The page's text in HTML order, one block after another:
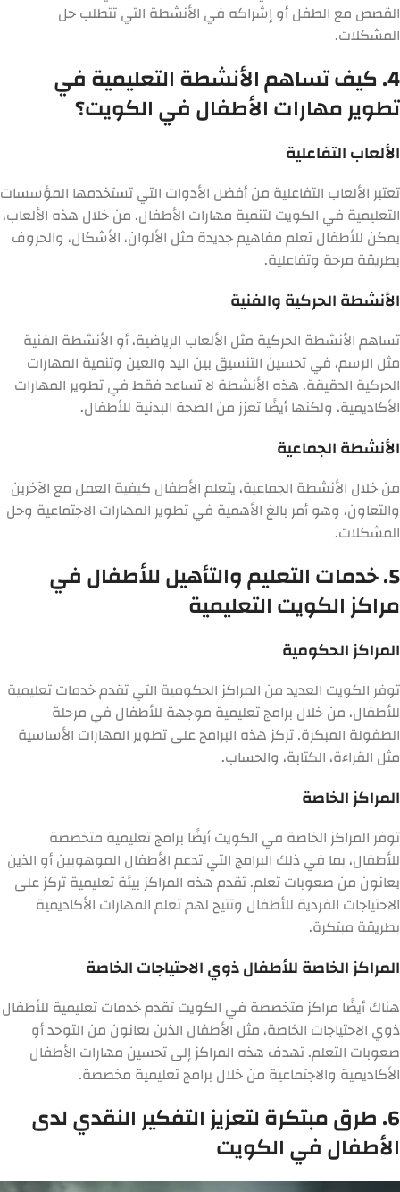
القصص مع الطفل أو إشراكه في الأنشطة التي تتطلب حل
المشكلات.
4. كيف تساهم الأنشطة التعليمية في
تطوير مهارات الأطفال في الكويت؟
الألعاب التفاعلية
تعتبر الألعاب التفاعلية من أفضل الأدوات التي تستخدمها المؤسسات
التعليمية في الكويت لتنمية مهارات الأطفال. من خلال هذه الألعاب،
يمكن للأطفال تعلم مفاهيم جديدة مثل الألوان، الأشكال، والحروف
بطريقة مرحة وتفاعلية.
الأنشطة الحركية والفنية
تساهم الأنشطة الحركية مثل الألعاب الرياضية، أو الأنشطة الفنية
مثل الرسم، في تحسين التنسيق بين اليد والعين وتنمية المهارات
الحركية الدقيقة. هذه الأنشطة لا تساعد فقط في تطوير المهارات
الأكاديمية، ولكنها أيضًا تعزز من الصحة البدنية للأطفال.
الأنشطة الجماعية
من خلال الأنشطة الجماعية، يتعلم الأطفال كيفية العمل مع الآخرين
والتعاون، وهو أمر بالغ الأهمية في تطوير المهارات الاجتماعية وحل
المشكلات.
5. خدمات التعليم والتأهيل للأطفال في
مراكز الكويت التعليمية
المراكز الحكومية
توفر الكويت العديد من المراكز الحكومية التي تقدم خدمات تعليمية
للأطفال، من خلال برامج تعليمية موجهة للأطفال في مرحلة
الطفولة المبكرة. تركز هذه البرامج على تطوير المهارات الأساسية
مثل القراءة، الكتابة، والحساب.
المراكز الخاصة
توفر المراكز الخاصة في الكويت أيضًا برامج تعليمية متخصصة
للأطفال، بما في ذلك البرامج التي تدعم الأطفال الموهوبين أو الذين
يعانون من صعوبات تعلم. تقدم هذه المراكز بيئة تعليمية تركز على
الاحتياجات الفردية للأطفال وتتيح لهم تعلم المهارات الأكاديمية
بطريقة مبتكرة.
المراكز الخاصة للأطفال ذوي الاحتياجات الخاصة
هناك أيضًا مراكز متخصصة في الكويت تقدم خدمات تعليمية للأطفال
ذوي الاحتياجات الخاصة، مثل الأطفال الذين يعانون من التوحد أو
صعوبات التعلم. تهدف هذه المراكز إلى تحسين مهارات الأطفال
الأكاديمية والاجتماعية من خلال برامج تعليمية مخصصة.
6. طرق مبتكرة لتعزيز التفكير النقدي لدى
الأطفال في الكويت